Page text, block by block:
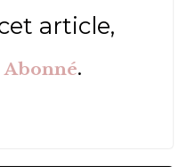
article,
Abonné.